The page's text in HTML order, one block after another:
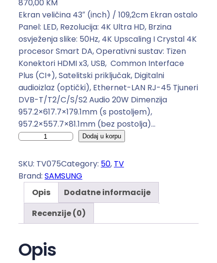
870,00 KM
Ekran veličina 43″ (inch) / 109,2cm Ekran ostalo
Panel: LED, Rezolucija: 4K Ultra HD, Brzina
osvježenja slike: 50Hz, 4K Upscaling I Crystal 4K
procesor Smart DA, Operativni sustav: Tizen
Konektori HDMI x3, USB, Common Interface
Plus (CI+), Satelitski priključak, Digitalni
audioizlaz (optički), Ethernet-LAN RJ-45 Tjuneri
DVB-T/T2/C/S/S2 Audio 20W Dimenzija
957.2×617.7×179.1mm (s postoljem),
957.2×557.7×81.1mm (bez postolja)…
S
M
S
T
5
0
Dodaj u korpu
SKU: TV075Category: 50, TV
Brand: SAMSUNG
Opis
Dodatne informacije
Recenzije (0)
Opis